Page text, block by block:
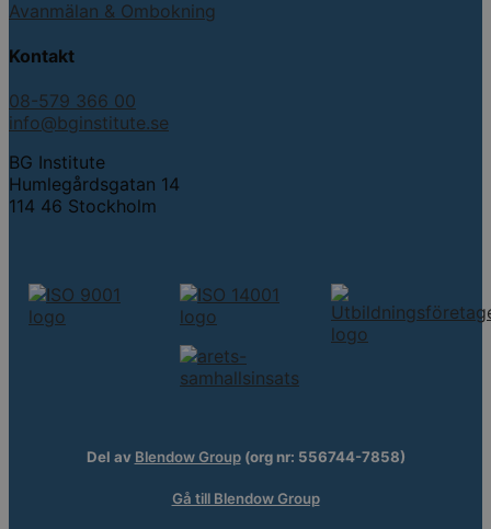
Avanmälan & Ombokning
Kontakt
08-579 366 00
info@bginstitute.se
BG Institute
Humlegårdsgatan 14
114 46 Stockholm
Del av Blendow Group(org nr: 556744-7858)
Gå till Blendow Group